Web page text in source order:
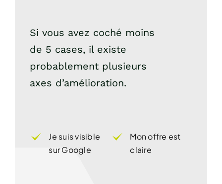
Si vous avez coché moins
de 5 cases, il existe
probablement plusieurs
axes d’amélioration.
Je suis visible
sur Google
Mon offre est
claire